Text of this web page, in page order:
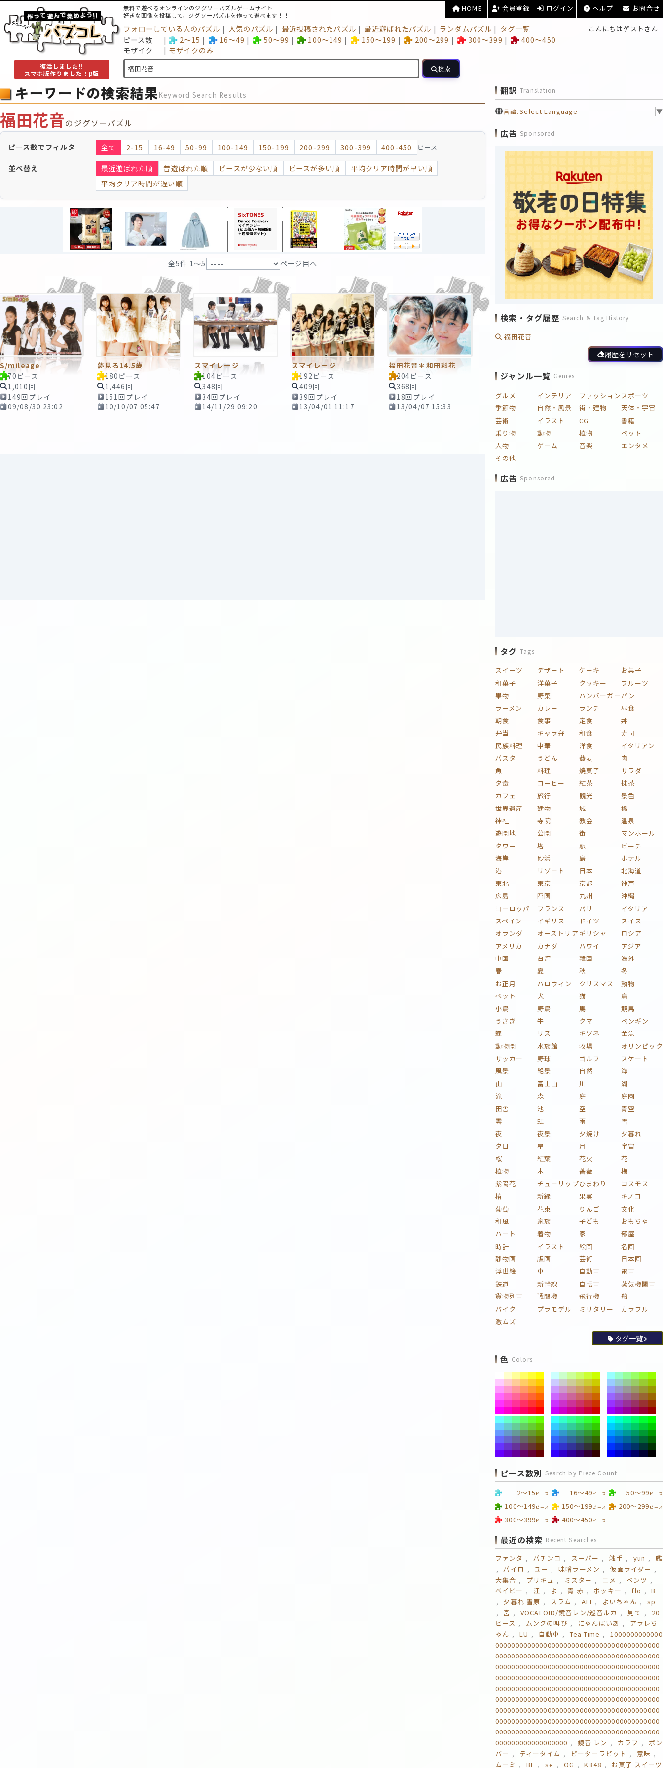
復活しました!!
スマホ版作りました！β版
検索
無料で遊べるオンラインのジグソーパズルゲームサイト
好きな画像を投稿して、ジグソーパズルを作って遊べます！！
HOME 会員登録 ログイン ヘルプ お問合せ
こんにちはゲストさん
フォローしている人のパズル 人気のパズル 最近投稿されたパズル 最近遊ばれたパズル ランダムパズル
タグ一覧
ピース数
2～15 16～49 50～99 100～149 150～199 200～299 300～399
400～450
モザイク
モザイクのみ
キーワードの検索結果Keyword Search Results
福田花音のジグソーパズル
ピース数でフィルタ 全て 2-15 16-49 50-99 100-149 150-199 200-299 300-399 400-450 ピース
並べ替え 最近遊ばれた順 昔遊ばれた順 ピースが少ない順 ピースが多い順
平均クリア時間が早い順
平均クリア時間が遅い順
全5件 1〜5 ページ目へ
S/mileage
70ピース
1,010回
149回プレイ
09/08/30 23:02
夢見る14.5歳
180ピース
1,446回
151回プレイ
10/10/07 05:47
スマイレージ
104ピース
348回
34回プレイ
14/11/29 09:20
スマイレージ
192ピース
409回
39回プレイ
13/04/01 11:17
福田花音＊和田彩花
204ピース
368回
18回プレイ
13/04/07 15:33
翻訳 Translation
言語:Select Language ▼
広告 Sponsored
検索・タグ履歴 Search & Tag History
福田花音
履歴をリセット
ジャンル一覧 Genres
グルメ インテリア ファッションスポーツ
季節物
自然・風景 街・建物
天体・宇宙
芸術
イラスト CG
書籍
乗り物
動物 植物
ペット
人物
ゲーム 音楽
エンタメ
その他
広告 Sponsored
タグ Tags
スイーツ デザート ケーキ
お菓子
和菓子
洋菓子 クッキー
フルーツ
果物
野菜 ハンバーガーパン
ラーメン
カレー ランチ
昼食
朝食
食事 定食
丼
弁当
キャラ弁 和食
寿司
民族料理
中華 洋食
イタリアン
パスタ
うどん 蕎麦
肉
魚
料理 焼菓子
サラダ
夕食
コーヒー 紅茶
抹茶
カフェ
旅行 観光
景色
世界遺産
建物 城
橋
神社
寺院 教会
温泉
遊園地
公園 街
マンホール
タワー
塔 駅
ビーチ
海岸
砂浜 島
ホテル
港
リゾート 日本
北海道
東北
東京 京都
神戸
広島
四国 九州
沖縄
ヨーロッパ
フランス パリ
イタリア
スペイン
イギリス ドイツ
スイス
オランダ
オーストリア ギリシャ
ロシア
アメリカ
カナダ ハワイ
アジア
中国
台湾 韓国
海外
春
夏 秋
冬
お正月
ハロウィン クリスマス
動物
ペット
犬 猫
鳥
小鳥
野鳥 馬
競馬
うさぎ
牛 クマ
ペンギン
蝶
リス キツネ
金魚
動物園
水族館 牧場
オリンピック
サッカー
野球 ゴルフ
スケート
風景
絶景 自然
海
山
富士山 川
湖
滝
森 庭
庭園
田舎
池 空
青空
雲
虹 雨
雪
夜
夜景 夕焼け
夕暮れ
夕日
星 月
宇宙
桜
紅葉 花火
花
植物
木 薔薇
梅
紫陽花
チューリップひまわり
コスモス
椿
新緑 果実
キノコ
葡萄
花束 りんご
文化
和風
家族 子ども
おもちゃ
ハート
着物 家
部屋
時計
イラスト 絵画
名画
静物画
版画 芸術
日本画
浮世絵
車 自動車
電車
鉄道
新幹線 自転車
蒸気機関車
貨物列車
戦闘機 飛行機
船
バイク
プラモデル ミリタリー
カラフル
激ムズ
タグ一覧
色 Colors
ピース数別 Search by Piece Count
2～15 ピース 16～49ピース 50～99 ピース
100～149ピース 150～199ピース 200～299 ピース
300～399ピース 400～450ピース
最近の検索 Recent Searches
ファンタ パチンコ スーパー 触手 yun
艦
パイロ
ユー 味噌ラーメン
仮面ライダー
大集合
プリキュ ミスター ニメ
ベンツ
ベイビー
江 よ 青 赤 ポッキー flo
B
夕暮れ 雪原
スラム ALI よいちゃん
sp
宮
VOCALOID/鏡音レン/巡音ルカ 見て
20
ピース
ムンクの叫び にゃんぱいあ
アラレち
ゃん
LU 自動車 Tea Time
1000000000000
00000000000000000000000000000000000000000
00000000000000000000000000000000000000000
00000000000000000000000000000000000000000
00000000000000000000000000000000000000000
00000000000000000000000000000000000000000
00000000000000000000000000000000000000000
00000000000000000000000000000000000000000
00000000000000000000000000000000000000000
00000000000000000000000000000000000000000
000000000000000000
鏡音 レン カラフ
ボン
バー
ティータイム ピーターラビット
意味
ムーミ
BE se OG KB48 お菓子 スイーツ